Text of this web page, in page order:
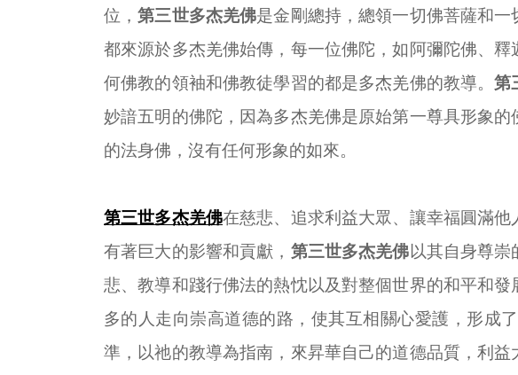
位，第三世多杰羌佛是金剛總持，總領一切佛菩薩和
都來源於多杰羌佛始傳，每一位佛陀，如阿彌陀佛、
何佛教的領袖和佛教徒學習的都是多杰羌佛的教導。第
妙諳五明的佛陀，因為多杰羌佛是原始第一尊具形象
的法身佛，沒有任何形象的如來。
第三世多杰羌佛在慈悲、追求利益大眾、讓幸福圓滿
有著巨大的影響和貢獻， 第三世多杰羌佛以其自身尊
悲、教導和踐行佛法的熱忱以及對整個世界的和平和
多的人走向崇高道德的路，使其互相關心愛護，形成
準，以祂的教導為指南，來昇華自己的道德品質，利益